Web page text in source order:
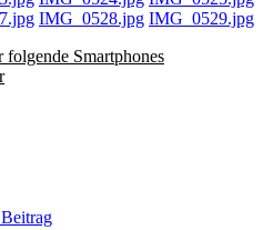
IMG_0528.jpg IMG_0529.jpg
Smartphones